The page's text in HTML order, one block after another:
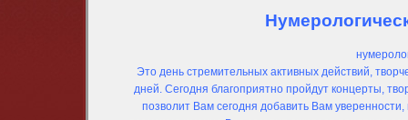
Это день стремительных активных действий,
дней. Сегодня благоприятно пройдут концерты,
позволит Вам сегодня добавить Вам